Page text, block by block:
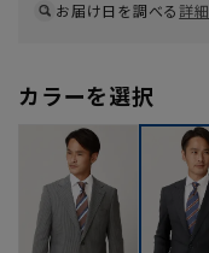
お届け日を調べる詳細
カラーを選択